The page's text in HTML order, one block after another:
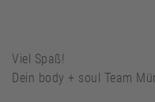
Viel Spaß!
Dein body + soul Team